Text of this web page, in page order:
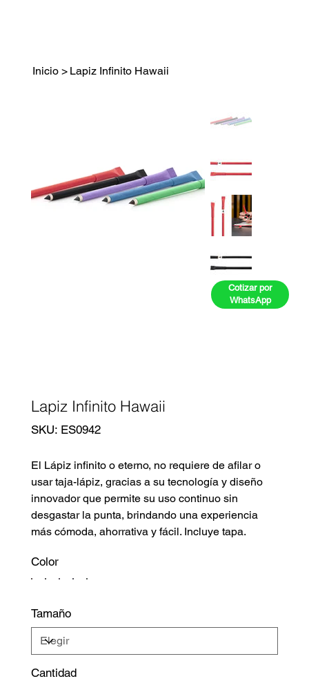
Inicio > Lapiz Infinito Hawaii
Lapiz Infinito Hawaii
SKU: SKU
ES0942
ES0942
El Lápiz infinito o eterno, no requiere de afilar o
usar taja-lápiz, gracias a su tecnología y diseño
innovador que permite su uso continuo sin
desgastar la punta, brindando una experiencia
más cómoda, ahorrativa y fácil. Incluye tapa.
Color
Tamaño
Cantidad
Cotizar por
WhatsApp